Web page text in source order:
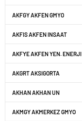
AKFGY AKFEN GMYO
AKFIS AKFEN INSAAT
AKFYE AKFEN YEN. ENERJI
AKGRT AKSIGORTA
AKHAN AKHAN UN
AKMGY AKMERKEZ GMYO